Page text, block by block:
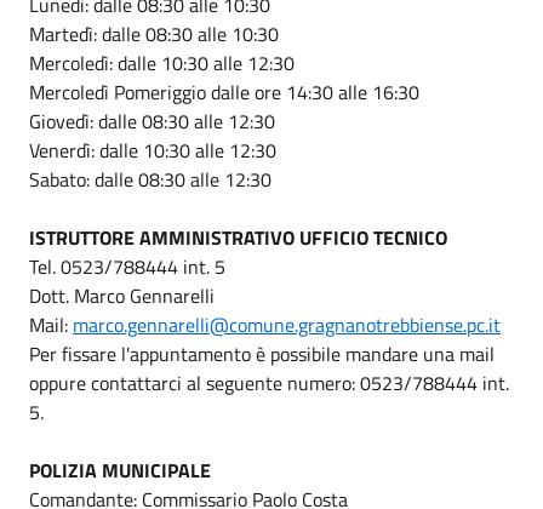
Martedì: dalle 08:30 alle 10:30
Mercoledì: dalle 10:30 alle 12:30
Mercoledì Pomeriggio dalle ore 14:30 alle 16:30
Giovedì: dalle 08:30 alle 12:30
Venerdì: dalle 10:30 alle 12:30
Sabato: dalle 08:30 alle 12:30
ISTRUTTORE AMMINISTRATIVO UFFICIO TECNICO
Tel. 0523/788444 int. 5
Dott. Marco Gennarelli
Mail: marco.gennarelli@comune.gragnanotrebbiense.pc.it
Per fissare l'appuntamento è possibile mandare una mail
oppure contattarci al seguente numero: 0523/788444 int.
5.
POLIZIA MUNICIPALE
Comandante: Commissario Paolo Costa